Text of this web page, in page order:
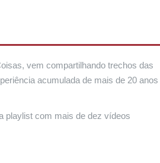
vem compartilhando trechos das
acumulada de mais de 20 anos
playlist com mais de dez vídeos